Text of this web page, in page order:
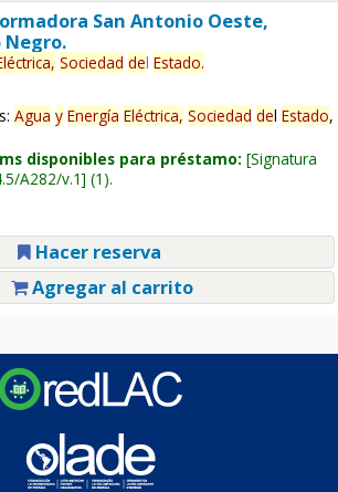
San Antonio Oeste,
Negro.
Sociedad del Estado.
Agua y Energía Eléctrica, Sociedad del Estado,
disponibles para préstamo: Signatura
A282/v.1 (1).
Hacer reserva
Agregar al carrito